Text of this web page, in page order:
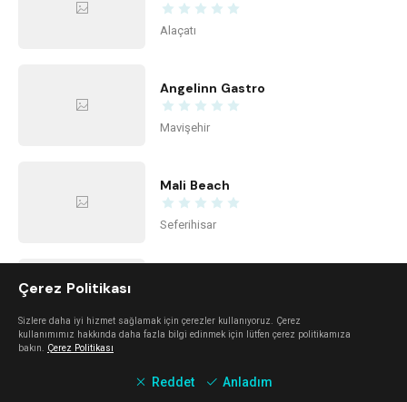
Alaçatı
Angelinn Gastro
Mavişehir
Mali Beach
Seferihisar
Alsancak
Daft Coffee
Çerez Politikası
Sizlere daha iyi hizmet sağlamak için çerezler kullanıyoruz. Çerez
kullanımımız hakkında daha fazla bilgi edinmek için lütfen çerez politikamıza
bakın. Çerez Politikası
Reddet Anladım